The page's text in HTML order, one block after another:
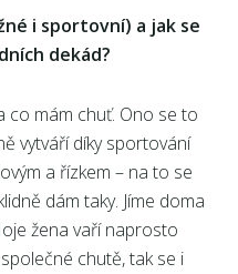
i sportovní) a jak se
dekád?
co mám chuť. Ono se to
vytváří díky sportování
a řízkem – na to se
dám taky. Jíme doma
žena vaří naprosto
chutě, tak se i